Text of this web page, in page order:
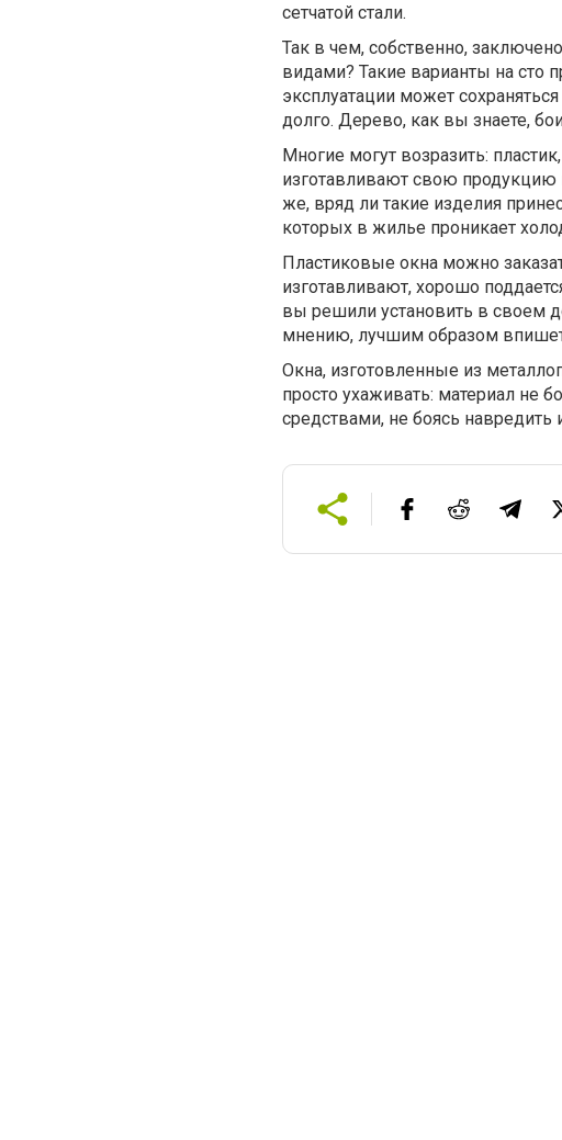
сетчатой стали.
Так в чем, собственно,
видами? Такие варианты на сто
эксплуатации может
долго. Дерево, как вы знаете,
Многие могут возразить:
изготавливают свою продукцию
же, вряд ли такие изделия
которых в жилье проникает
Пластиковые окна можно
изготавливают, хорошо
вы решили установить в своем
мнению, лучшим образом
Окна, изготовленные из
просто ухаживать: материал не
средствами, не боясь навредить